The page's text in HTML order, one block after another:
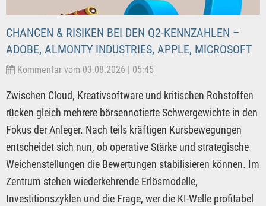
CHANCEN & RISIKEN BEI DEN Q2-KENNZAHLEN –
ADOBE, ALMONTY INDUSTRIES, APPLE, MICROSOFT
Kommentar vom 03.08.2026 | 05:45
Zwischen Cloud, Kreativsoftware und kritischen Rohstoffen
rücken gleich mehrere börsennotierte Schwergewichte in den
Fokus der Anleger. Nach teils kräftigen Kursbewegungen
entscheidet sich nun, ob operative Stärke und strategische
Weichenstellungen die Bewertungen stabilisieren können. Im
Zentrum stehen wiederkehrende Erlösmodelle,
Investitionszyklen und die Frage, wer die KI-Welle profitabel